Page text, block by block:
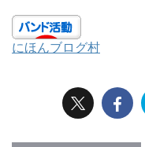
にほんブログ村